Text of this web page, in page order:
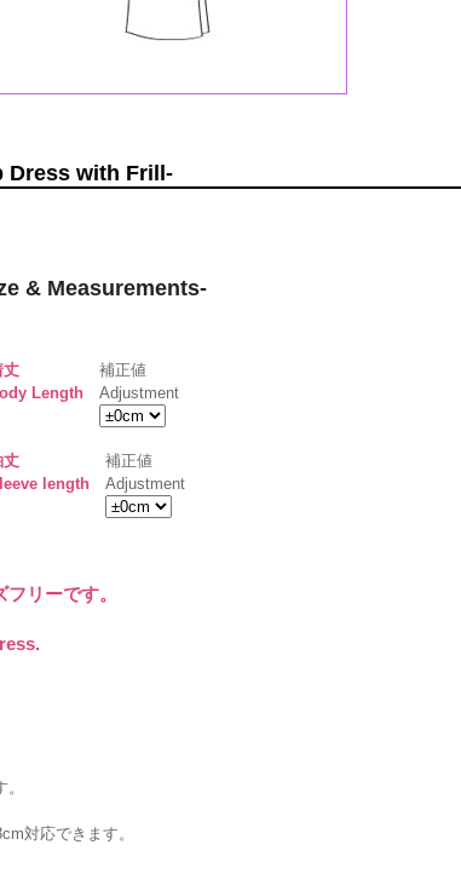
Dress with Frill-
& Measurements-
丈
Length
補正値
Adjustment
丈
length
補正値
Adjustment
リーです。
対応できます。